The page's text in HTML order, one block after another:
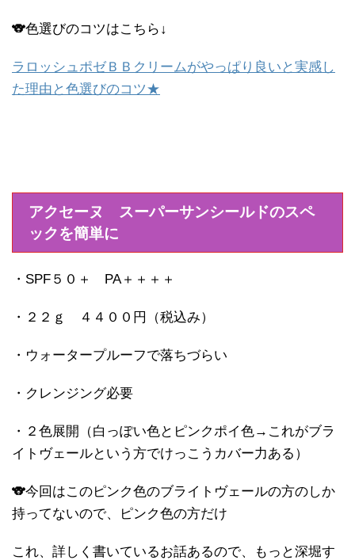
🐨色選びのコツはこちら↓
ラロッシュポゼＢＢクリームがやっぱり良いと実感し
た理由と色選びのコツ★
アクセーヌ スーパーサンシールドのスペ
ックを簡単に
・SPF５０＋ PA＋＋＋＋
・２２ｇ ４４００円（税込み）
・ウォータープルーフで落ちづらい
・クレンジング必要
・２色展開（白っぽい色とピンクポイ色→これがブラ
イトヴェールという方でけっこうカバー力ある）
🐨今回はこのピンク色のブライトヴェールの方のしか
持ってないので、ピンク色の方だけ
これ、詳しく書いているお話あるので、もっと深堀す